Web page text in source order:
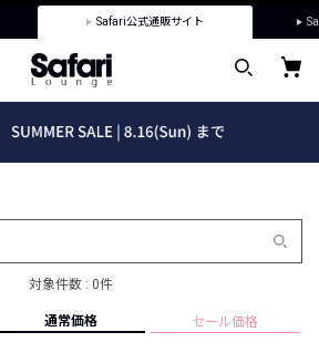
Safari公式通販サイト
対象件数 : 0件
通常価格 セール価格